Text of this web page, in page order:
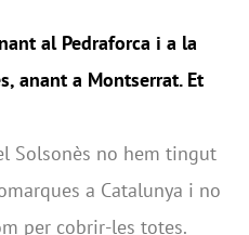
al Pedraforca i a la
anant a Montserrat. Et
Solsonès no hem tingut
a Catalunya i no
per cobrir-les totes.